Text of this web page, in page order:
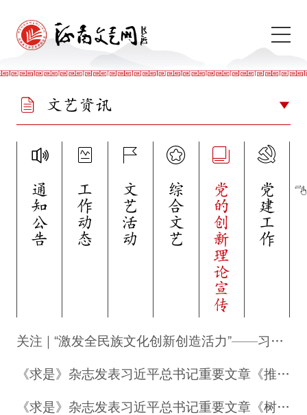
文艺资讯
通知公告 工作动态 文艺活动 综合文艺 党的创新理论宣传 党建工作
关注 | “激发全民族文化创新创造活力”——习近平文化思想引领文化强国建设扎实推进
《求是》杂志发表习近平总书记重要文章《推动全民阅读，建设书香社会》
《求是》杂志发表习近平总书记重要文章《树立和践行正确政绩观》